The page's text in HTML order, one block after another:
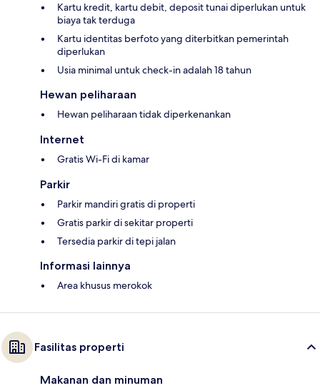
Kartu kredit, kartu debit, deposit tunai diperlukan untuk
biaya tak terduga
Kartu identitas berfoto yang diterbitkan pemerintah
diperlukan
Usia minimal untuk check-in adalah 18 tahun
Hewan peliharaan
Hewan peliharaan tidak diperkenankan
Internet
Gratis Wi-Fi di kamar
Parkir
Parkir mandiri gratis di properti
Gratis parkir di sekitar properti
Tersedia parkir di tepi jalan
Informasi lainnya
Area khusus merokok
Fasilitas properti
Makanan dan minuman